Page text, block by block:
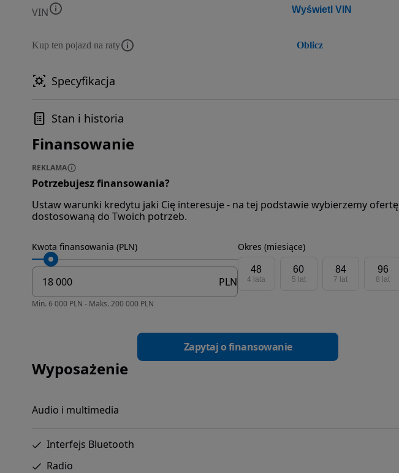
VIN Wyświetl VIN
Kup ten pojazd na raty Oblicz
Specyfikacja
Stan i historia
Finansowanie
REKLAMA
Potrzebujesz finansowania?
Ustaw warunki kredytu jaki Cię interesuje - na tej podstawie wybierzemy ofertę
dostosowaną do Twoich potrzeb.
Kwota finansowania (PLN)
PLN
Min. 6 000 PLN - Maks. 200 000 PLN
Okres (miesiące)
48
4 lata
60
5 lat
84
7 lat
96
8 lat
Zapytaj o finansowanie
Wyposażenie
Audio i multimedia
Interfejs Bluetooth
Radio